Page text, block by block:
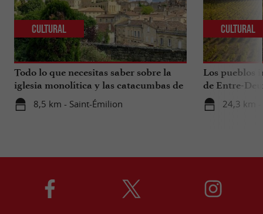
Todo lo que necesitas saber sobre la
iglesia monolítica y las catacumbas de
Saint-Émilion.
8,5 km - Saint-Émilion
Cultural
Los pueblos
de Entre-
24,3 km -
Cultural